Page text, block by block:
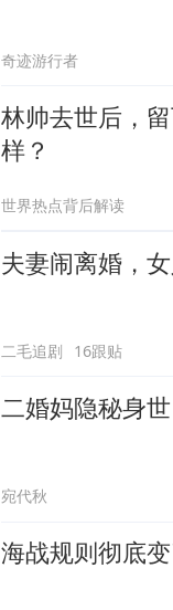
奇迹游行者
林帅去世后，
样？
世界热点背后解读
夫妻闹离婚，
二毛追剧 16跟贴
二婚妈隐秘身
宛代秋
海战规则彻底